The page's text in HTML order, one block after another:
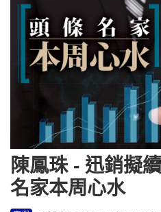
陳鳳珠 - 迅銷擬
名家本周心水